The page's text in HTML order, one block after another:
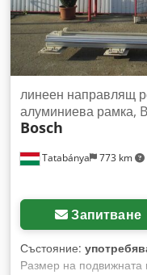
Tatabánya 773 km
линеен направлящ
алуминиева рамка,
Bosch
Запитване
Състояние:
Размер на